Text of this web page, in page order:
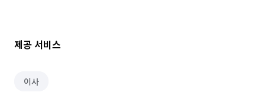
제공 서비스
이사